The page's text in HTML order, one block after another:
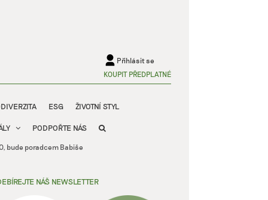
Přihlásit se
KOUPIT PŘEDPLATNÉ
ESG ŽIVOTNÍ STYL
PODPOŘTE NÁS
bude poradcem Babiše
NÁŠ NEWSLETTER